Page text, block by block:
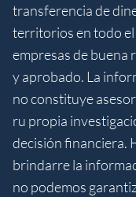
transferencia de
territorios en todo
empresas de buena
y aprobado. La
no constituye
ru propia
decisión financiera.
brindarre la
no podemos